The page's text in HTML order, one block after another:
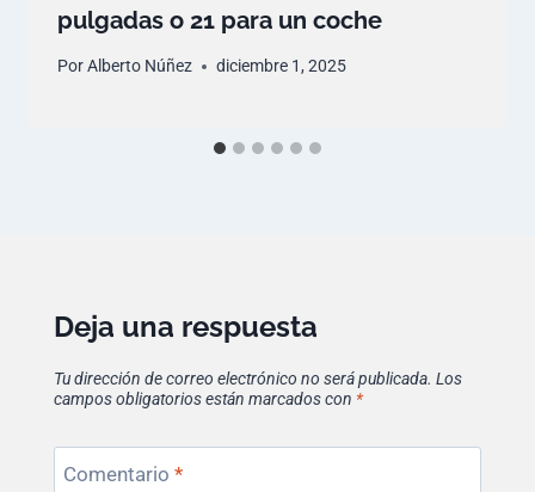
pulgadas o 21 para un coche
PorAlberto Núñez diciembre 1, 2025
Deja una respuesta
Tu dirección de correo electrónico no será publicada. Los
campos obligatorios están marcados con *
Comentario*